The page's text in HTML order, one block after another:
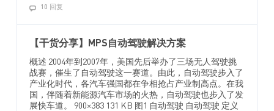
10 回复
【干货分享】MPS自动驾驶解决方案
概述 2004年到2007年，美国先后举办了三场无人驾驶挑
战赛，催生了自动驾驶这一赛道。由此，自动驾驶步入了
产业化时代，各汽车强国都在争相抢占产业制高点。在我
国，伴随着新能源汽车市场的火热，自动驾驶也步入了发
展快车道。 900×383 131 KB 图1 自动驾驶 自动驾驶 定义